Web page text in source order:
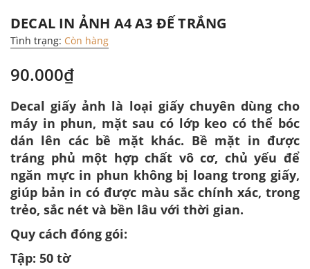
DECAL IN ẢNH A4 A3 ĐẾ TRẮNG
Tình trạng: Còn hàng
90.000₫
Decal giấy ảnh là loại giấy chuyên dùng cho
máy in phun, mặt sau có lớp keo có thể bóc
dán lên các bề mặt khác. Bề mặt in được
tráng phủ một hợp chất vô cơ, chủ yếu để
ngăn mực in phun không bị loang trong giấy,
giúp bản in có được màu sắc chính xác, trong
trẻo, sắc nét và bền lâu với thời gian.
Quy cách đóng gói:
Tập: 50 tờ